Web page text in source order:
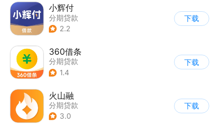
小辉付
分期贷款
2.2
下载
360借条
分期贷款
1.4
下载
火山融
分期贷款
3.0
下载